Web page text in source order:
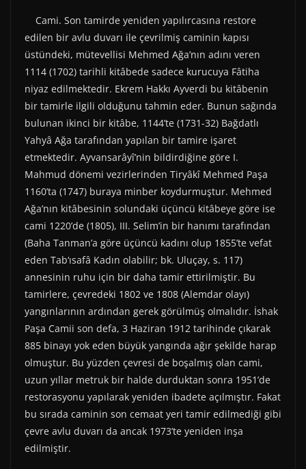
Cami. Son tamirde yeniden yapılırcasına restore
edilen bir avlu duvarı ile çevrilmiş caminin kapısı
üstündeki, mütevellisi Mehmed Ağa’nın adını veren
1114 (1702) tarihli kitâbede sadece kurucuya Fâtiha
niyaz edilmektedir. Ekrem Hakkı Ayverdi bu kitâbenin
bir tamirle ilgili olduğunu tahmin eder. Bunun sağında
bulunan ikinci bir kitâbe, 1144’te (1731-32) Bağdatlı
Yahyâ Ağa tarafından yapılan bir tamire işaret
etmektedir. Ayvansarâyî’nin bildirdiğine göre I.
Mahmud dönemi vezirlerinden Tiryâkî Mehmed Paşa
1160’ta (1747) buraya minber koydurmuştur. Mehmed
Ağa’nın kitâbesinin solundaki üçüncü kitâbeye göre ise
cami 1220’de (1805), III. Selim’in bir hanımı tarafından
(Baha Tanman’a göre üçüncü kadını olup 1855’te vefat
eden Tab‘ısafâ Kadın olabilir; bk. Uluçay, s. 117)
annesinin ruhu için bir daha tamir ettirilmiştir. Bu
tamirlere, çevredeki 1802 ve 1808 (Alemdar olayı)
yangınlarının ardından gerek görülmüş olmalıdır. İshak
Paşa Camii son defa, 3 Haziran 1912 tarihinde çıkarak
885 binayı yok eden büyük yangında ağır şekilde harap
olmuştur. Bu yüzden çevresi de boşalmış olan cami,
uzun yıllar metruk bir halde durduktan sonra 1951’de
restorasyonu yapılarak yeniden ibadete açılmıştır. Fakat
bu sırada caminin son cemaat yeri tamir edilmediği gibi
çevre avlu duvarı da ancak 1973’te yeniden inşa
edilmiştir.